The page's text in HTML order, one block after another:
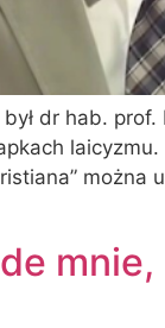
dr hab.
można